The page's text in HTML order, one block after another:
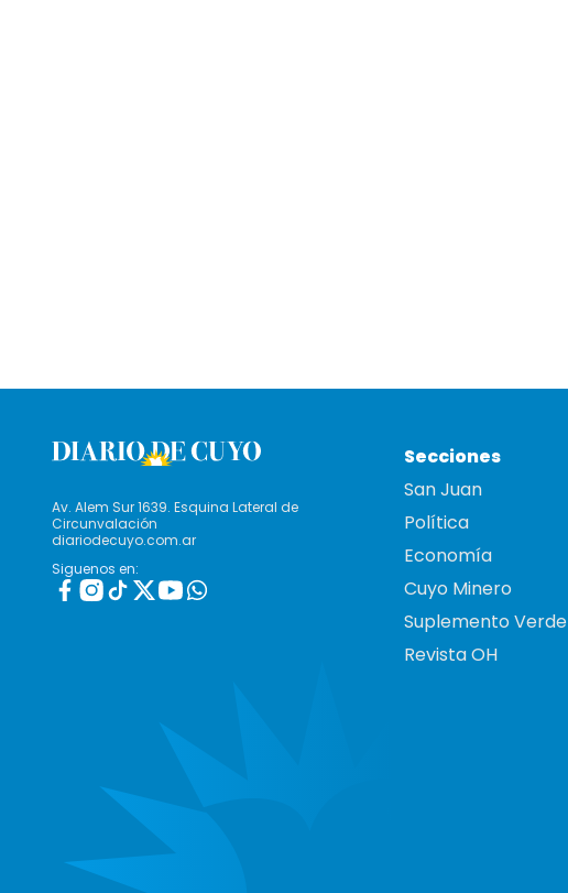
Av. Alem Sur 1639. Esquina Lateral de
Circunvalación
diariodecuyo.com.ar
Siguenos en:
Secciones
San Juan
Política
Economía
Cuyo Minero
Suplemento Verde
Revista OH